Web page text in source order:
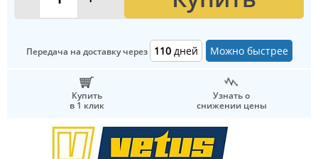
Передача на доставку через 110 дней Можно быстрее
Купить
в 1 клик
Узнать о
снижении цены